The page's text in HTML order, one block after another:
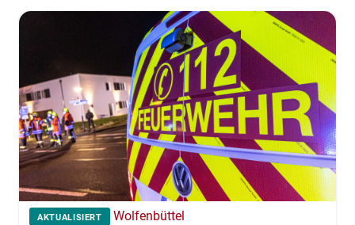
AKTUALISIERT Wolfenbüttel